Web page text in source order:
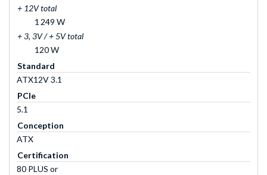
+ 12V total
1 249 W
+ 3, 3V / + 5V total
120 W
Standard
ATX12V 3.1
PCIe
5.1
Conception
ATX
Certification
80 PLUS or